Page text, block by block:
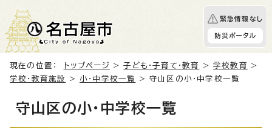
緊急情報なし
防災ポータル
現在の位置： トップページ >子ども・子育て・教育 >学校教育
>
学校・教育施設
>小・中学校一覧 > 守山区の小・中学校一覧
守山区の小・中学校一覧